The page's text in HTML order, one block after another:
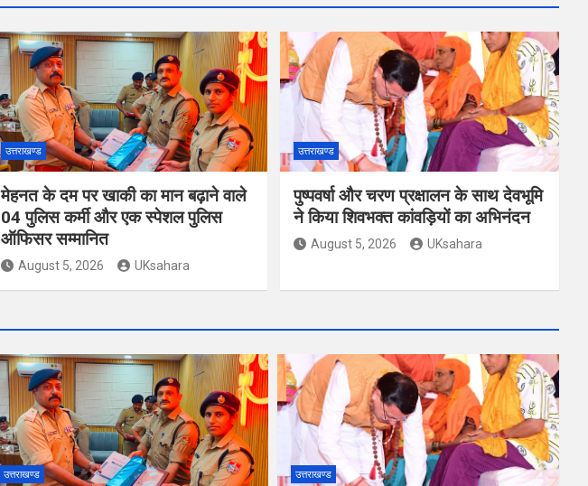
उत्तराखण्ड
मेहनत के दम पर खाकी का मान बढ़ाने वाले
04 पुलिस कर्मी और एक स्पेशल पुलिस
ऑफिसर सम्मानित
August 5, 2026 UKsahara
उत्तराखण्ड
पुष्पवर्षा और चरण प्रक्षालन के साथ देवभूमि
ने किया शिवभक्त कांवड़ियों का अभिनंदन
August 5, 2026 UKsahara
उत्तराखण्ड उत्तराखण्ड